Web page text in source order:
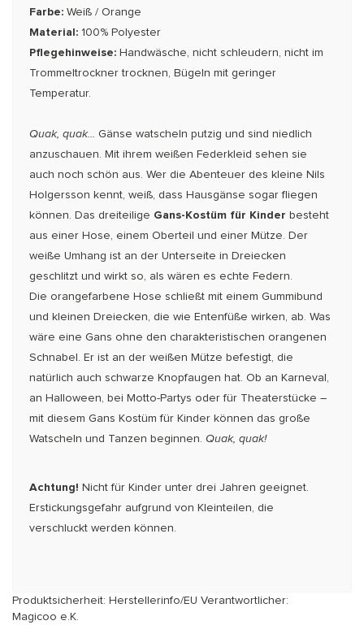
Farbe: Weiß / Orange
Material: 100% Polyester
Pflegehinweise: Handwäsche, nicht schleudern, nicht im
Trommeltrockner trocknen, Bügeln mit geringer
Temperatur.
Quak, quak... Gänse watscheln putzig und sind niedlich
anzuschauen. Mit ihrem weißen Federkleid sehen sie
auch noch schön aus. Wer die Abenteuer des kleine Nils
Holgersson kennt, weiß, dass Hausgänse sogar fliegen
können. Das dreiteilige Gans-Kostüm für Kinder besteht
aus einer Hose, einem Oberteil und einer Mütze. Der
weiße Umhang ist an der Unterseite in Dreiecken
geschlitzt und wirkt so, als wären es echte Federn.
Die orangefarbene Hose schließt mit einem Gummibund
und kleinen Dreiecken, die wie Entenfüße wirken, ab. Was
wäre eine Gans ohne den charakteristischen orangenen
Schnabel. Er ist an der weißen Mütze befestigt, die
natürlich auch schwarze Knopfaugen hat. Ob an Karneval,
an Halloween, bei Motto-Partys oder für Theaterstücke –
mit diesem Gans Kostüm für Kinder können das große
Watscheln und Tanzen beginnen. Quak, quak!
Achtung! Nicht für Kinder unter drei Jahren geeignet.
Erstickungsgefahr aufgrund von Kleinteilen, die
verschluckt werden können.
Produktsicherheit: Herstellerinfo/EU Verantwortlicher:
Magicoo e.K.